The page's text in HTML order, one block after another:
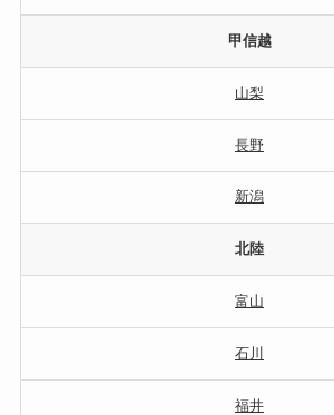
甲信越
山梨
長野
新潟
北陸
富山
石川
福井